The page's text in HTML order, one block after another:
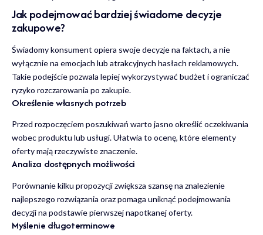
Jak podejmować bardziej świadome decyzje
zakupowe?
Świadomy konsument opiera swoje decyzje na faktach, a nie
wyłącznie na emocjach lub atrakcyjnych hasłach reklamowych.
Takie podejście pozwala lepiej wykorzystywać budżet i ograniczać
ryzyko rozczarowania po zakupie.
Określenie własnych potrzeb
Przed rozpoczęciem poszukiwań warto jasno określić oczekiwania
wobec produktu lub usługi. Ułatwia to ocenę, które elementy
oferty mają rzeczywiste znaczenie.
Analiza dostępnych możliwości
Porównanie kilku propozycji zwiększa szansę na znalezienie
najlepszego rozwiązania oraz pomaga uniknąć podejmowania
decyzji na podstawie pierwszej napotkanej oferty.
Myślenie długoterminowe